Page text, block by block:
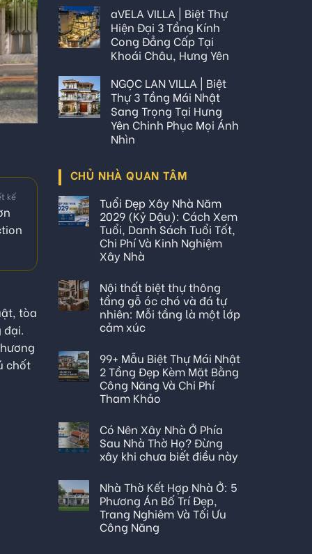
kế
tòa
đại.
chốt
aVELA VILLA | Biệt Thự
Hiện Đại 3 Tầng Kính
Cong Đẳng Cấp Tại
Khoái Châu, Hưng Yên
NGỌC LAN VILLA | Biệt
Thự 3 Tầng Mái Nhật
Sang Trọng Tại Hưng
Yên Chinh Phục Mọi Ánh
Nhìn
CHỦ NHÀ QUAN TÂM
Tuổi Đẹp Xây Nhà Năm
2029 (Kỷ Dậu): Cách Xem
Tuổi, Danh Sách Tuổi Tốt,
Chi Phí Và Kinh Nghiệm
Xây Nhà
Nội thất biệt thự thông
tầng gỗ óc chó và đá tự
nhiên: Mỗi tầng là một lớp
cảm xúc
99+ Mẫu Biệt Thự Mái Nhật
2 Tầng Đẹp Kèm Mặt Bằng
Công Năng Và Chi Phí
Tham Khảo
Có Nên Xây Nhà Ở Phía
Sau Nhà Thờ Họ? Đừng
xây khi chưa biết điều này
Nhà Thờ Kết Hợp Nhà Ở: 5
Phương Án Bố Trí Đẹp,
Trang Nghiêm Và Tối Ưu
Công Năng